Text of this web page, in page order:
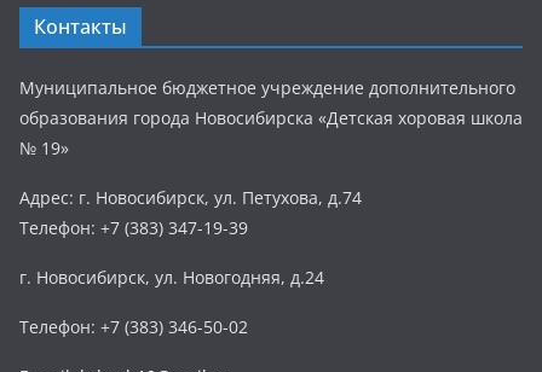
Контакты
Муниципальное бюджетное учреждение дополнительного
образования города Новосибирска «Детская хоровая школа
№ 19»
Адрес: г. Новосибирск, ул. Петухова, д.74
Телефон: +7 (383) 347-19-39
г. Новосибирск, ул. Новогодняя, д.24
Телефон: +7 (383) 346-50-02